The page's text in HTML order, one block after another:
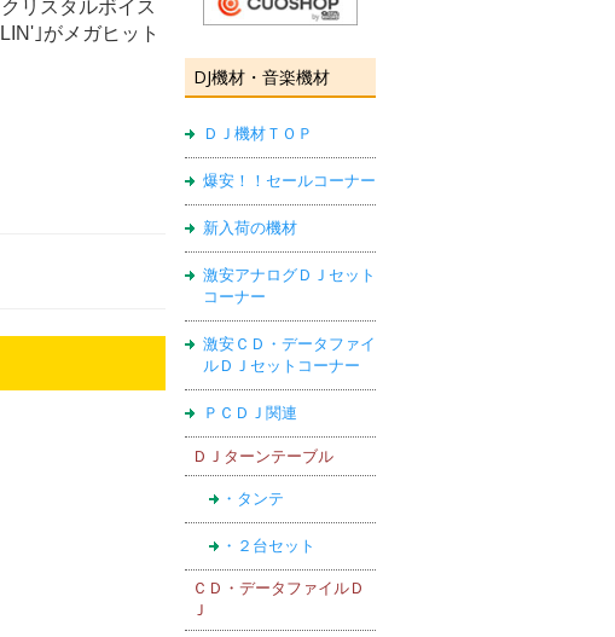
DJ機材・音楽機材
ＤＪ機材ＴＯＰ
爆安！！セールコーナー
新入荷の機材
激安アナログＤＪセット
コーナー
激安ＣＤ・データファイ
ルＤＪセットコーナー
ＰＣＤＪ関連
ＤＪターンテーブル
・タンテ
・２台セット
ＣＤ・データファイルＤ
Ｊ
リスタルボイス
｣がメガヒット